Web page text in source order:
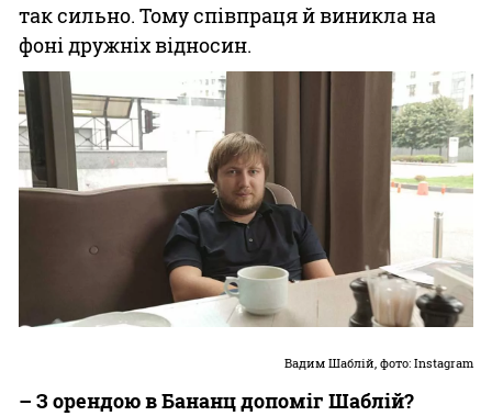
так сильно. Тому співпраця й виникла на
фоні дружніх відносин.
Вадим Шаблій, фото: Instagram
– З орендою в Бананц допоміг Шаблій?